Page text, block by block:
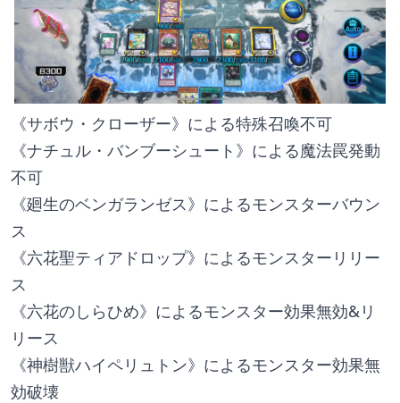
《サボウ・クローザー》による特殊召喚不可
《ナチュル・バンブーシュート》による魔法罠発動
不可
《廻生のベンガランゼス》によるモンスターバウン
ス
《六花聖ティアドロップ》によるモンスターリリー
ス
《六花のしらひめ》によるモンスター効果無効&リ
リース
《神樹獣ハイペリュトン》によるモンスター効果無
効破壊